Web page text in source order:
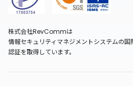
株式会社RevCommは
情報セキュリティマネジメントシステムの
認証を取得しています。